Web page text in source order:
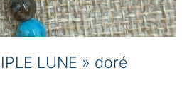
LUNE » doré